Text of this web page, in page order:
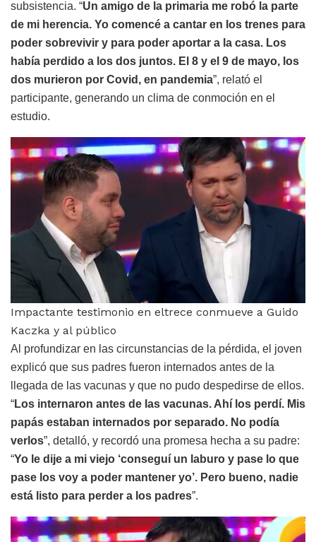
subsistencia. “Un amigo de la primaria me robó la parte
de mi herencia. Yo comencé a cantar en los trenes para
poder sobrevivir y para poder aportar a la casa. Los
había perdido a los dos juntos. El 8 y el 9 de mayo, los
dos murieron por Covid, en pandemia”, relató el
participante, generando un clima de conmoción en el
estudio.
Impactante testimonio en eltrece conmueve a Guido
Kaczka y al público
Al profundizar en las circunstancias de la pérdida, el joven
explicó que sus padres fueron internados antes de la
llegada de las vacunas y que no pudo despedirse de ellos.
“Los internaron antes de las vacunas. Ahí los perdí. Mis
papás estaban internados por separado. No podía
verlos”, detalló, y recordó una promesa hecha a su padre:
“Yo le dije a mi viejo ‘conseguí un laburo y pase lo que
pase los voy a poder mantener yo’. Pero bueno, nadie
está listo para perder a los padres”.